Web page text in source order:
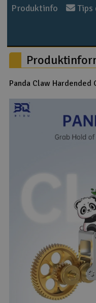
Produktinfo Tips
Panda Claw Hardended